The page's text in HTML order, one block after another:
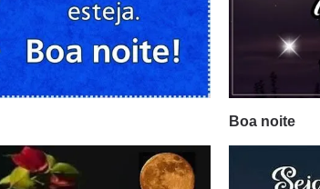
Boa noite